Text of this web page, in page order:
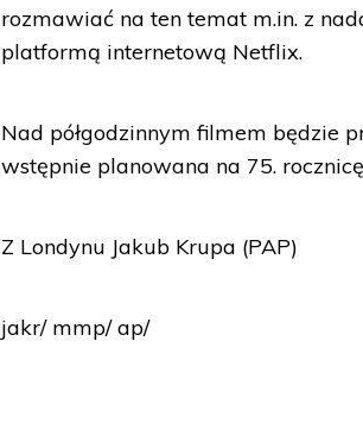
rozmawiać na ten temat m.in. z
platformą internetową Netflix.
Nad półgodzinnym filmem będzie
wstępnie planowana na 75.
Z Londynu Jakub Krupa (PAP)
jakr/ mmp/ ap/